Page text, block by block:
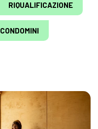
RIQUALIFICAZIONE
CONDOMINI